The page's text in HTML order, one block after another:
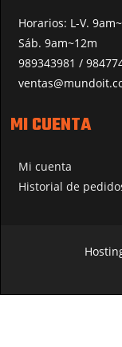
Horarios: L-V.
Sáb. 9am~12m
989343981 /
MI CUENTA
Mi cuenta
Historial de